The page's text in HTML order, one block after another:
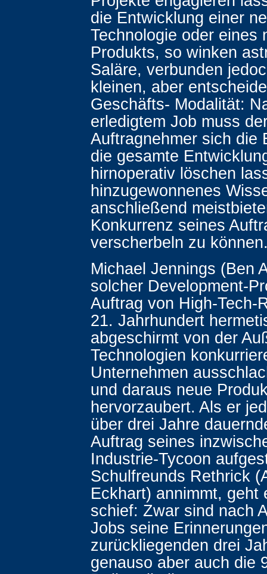
die Entwicklung einer
Technologie oder eines
Produkts, so winken
Saläre, verbunden
kleinen, aber
Geschäfts- Modalität:
erledigtem Job muss
Auftragnehmer sich die
die gesamte
hirnoperativ löschen
hinzugewonnenes
anschließend
Konkurrenz seines
verscherbeln zu
Michael Jennings (Ben
solcher Development-
Auftrag von High-Tech-
21. Jahrhundert
abgeschirmt von der
Technologien
Unternehmen
und daraus neue
hervorzaubert. Als er
über drei Jahre
Auftrag seines
Industrie-Tycoon
Schulfreunds Rethrick
Eckhart) annimmt, geht
schief: Zwar sind nach
Jobs seine
zurückliegenden drei
genauso aber auch die